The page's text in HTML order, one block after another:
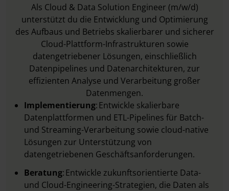
Als Cloud & Data Solution Engineer (m/w/d)
unterstützt du die Entwicklung und Optimierung
des Aufbaus und Betriebs skalierbarer und sicherer
Cloud-Plattform-Infrastrukturen sowie
datengetriebener Lösungen, einschließlich
Datenpipelines und Datenarchitekturen, zur
effizienten Analyse und Verarbeitung großer
Datenmengen.
Implementierung: Entwickle skalierbare
Datenplattformen und ETL-Pipelines für Batch-
und Streaming-Verarbeitung sowie cloud-native
Lösungen zur Unterstützung von
datengetriebenen Geschäftsanforderungen.
Beratung: Entwickle zukunftsorientierte Data-
und Cloud-Engineering-Strategien, die Daten als